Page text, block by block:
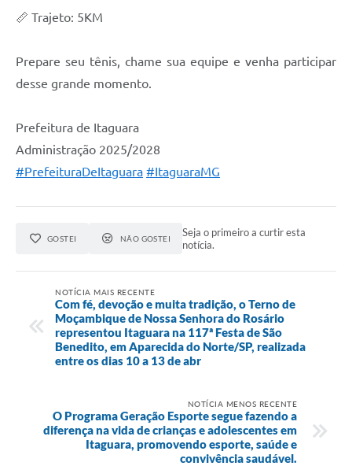
📏 Trajeto: 5KM
Prepare seu tênis, chame sua equipe e venha participar
desse grande momento.
Prefeitura de Itaguara
Administração 2025/2028
#PrefeituraDeItaguara #ItaguaraMG
GOSTEI NÃO GOSTEI
Seja o primeiro a curtir esta
notícia.
NOTÍCIA MAIS RECENTE
Com fé, devoção e muita tradição, o Terno de
Moçambique de Nossa Senhora do Rosário
representou Itaguara na 117ª Festa de São
Benedito, em Aparecida do Norte/SP, realizada
entre os dias 10 a 13 de abr
NOTÍCIA MENOS RECENTE
O Programa Geração Esporte segue fazendo a
diferença na vida de crianças e adolescentes em
Itaguara, promovendo esporte, saúde e
convivência saudável.